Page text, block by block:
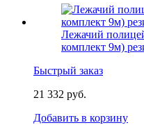
Лежачий
комплект 9м)
Быстрый заказ
21 332 руб.
Добавить в корзину